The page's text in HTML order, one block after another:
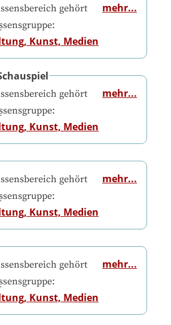
gehört
Kunst, Medien
mehr...
gehört
Kunst, Medien
mehr...
gehört
Kunst, Medien
mehr...
gehört
Kunst, Medien
mehr...